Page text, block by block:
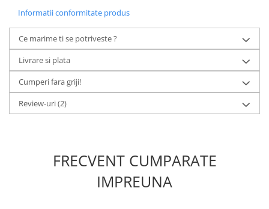
Informatii conformitate produs
Ce marime ti se potriveste ?
Livrare si plata
Cumperi fara griji!
Review-uri(2)
FRECVENT CUMPARATE
IMPREUNA